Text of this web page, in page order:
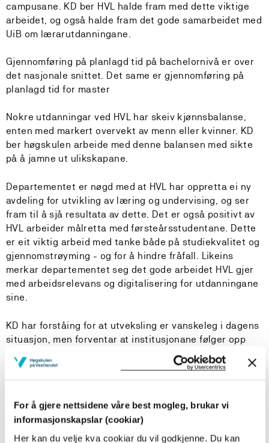
For å gjere nettsidene våre best mogleg, brukar vi
informasjonskapslar (cookiar)
Her kan du velje kva cookiar du vil godkjenne. Du kan
campusane. KD ber HVL halde fram med dette viktige
arbeidet, og også halde fram det gode samarbeidet med
UiB om lærarutdanningane.
Gjennomføring på planlagd tid på bachelornivå er over
det nasjonale snittet. Det same er gjennomføring på
planlagd tid for master
Nokre utdanningar ved HVL har skeiv kjønnsbalanse,
enten med markert overvekt av menn eller kvinner. KD
ber høgskulen arbeide med denne balansen med sikte
på å jamne ut ulikskapane.
Departementet er nøgd med at HVL har oppretta ei ny
avdeling for utvikling av læring og undervising, og ser
fram til å sjå resultata av dette. Det er også positivt av
HVL arbeider målretta med førsteårsstudentane. Dette
er eit viktig arbeid med tanke både på studiekvalitet og
gjennomstrøyming - og for å hindre fråfall. Likeins
merkar departementet seg det gode arbeidet HVL gjer
med arbeidsrelevans og digitalisering for utdanningane
sine.
KD har forståing for at utveksling er vanskeleg i dagens
situasjon, men forventar at institusjonane følger opp
regjeringa sine ambisjonar når situasjonen tillèt det og
at HVL held fram med sitt gode arbeid innan
Kvalitet i forsking
Universitetsambisjonen og arbeidet med å utvikle
profesjonsutdanningane og profesjonane krev framleis